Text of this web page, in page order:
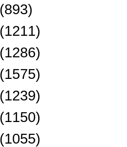
(893)
(1211)
(1286)
(1575)
(1239)
(1150)
(1055)